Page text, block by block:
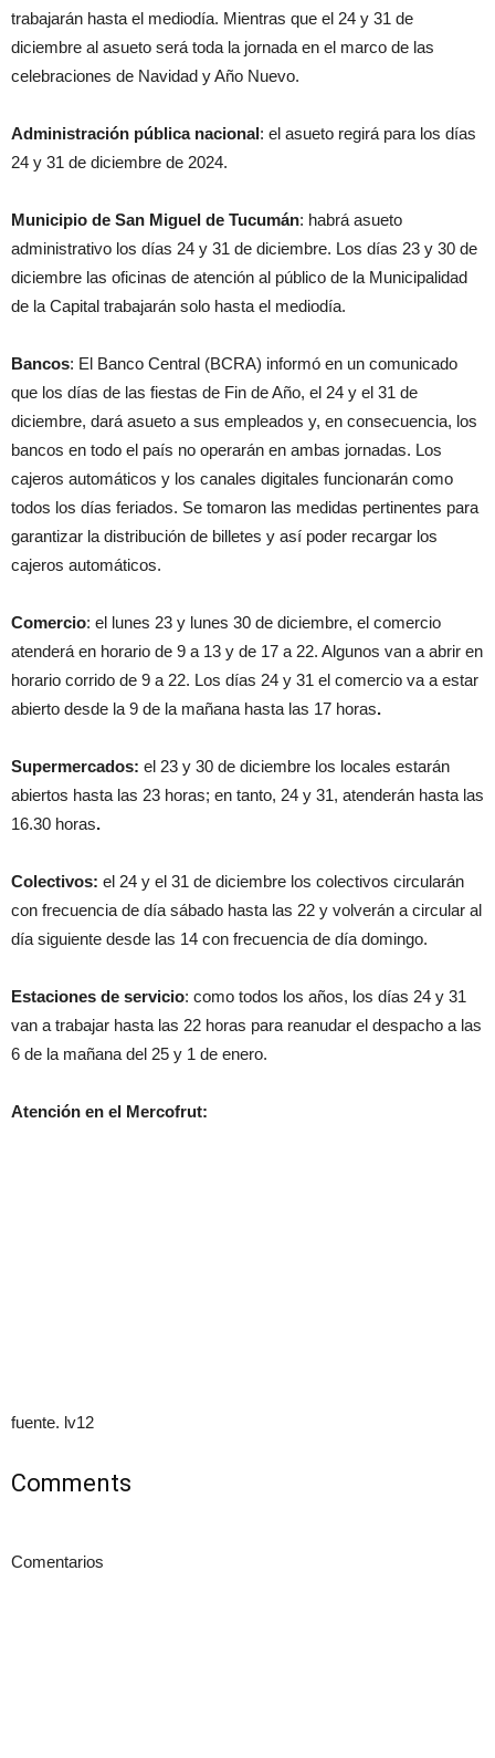
trabajarán hasta el mediodía. Mientras que el 24 y 31 de
diciembre al asueto será toda la jornada en el marco de las
celebraciones de Navidad y Año Nuevo.
Administración pública nacional: el asueto regirá para los días
24 y 31 de diciembre de 2024.
Municipio de San Miguel de Tucumán: habrá asueto
administrativo los días 24 y 31 de diciembre. Los días 23 y 30 de
diciembre las oficinas de atención al público de la Municipalidad
de la Capital trabajarán solo hasta el mediodía.
Bancos: El Banco Central (BCRA) informó en un comunicado
que los días de las fiestas de Fin de Año, el 24 y el 31 de
diciembre, dará asueto a sus empleados y, en consecuencia, los
bancos en todo el país no operarán en ambas jornadas. Los
cajeros automáticos y los canales digitales funcionarán como
todos los días feriados. Se tomaron las medidas pertinentes para
garantizar la distribución de billetes y así poder recargar los
cajeros automáticos.
Comercio: el lunes 23 y lunes 30 de diciembre, el comercio
atenderá en horario de 9 a 13 y de 17 a 22. Algunos van a abrir en
horario corrido de 9 a 22. Los días 24 y 31 el comercio va a estar
abierto desde la 9 de la mañana hasta las 17 horas.
Supermercados: el 23 y 30 de diciembre los locales estarán
abiertos hasta las 23 horas; en tanto, 24 y 31, atenderán hasta las
16.30 horas.
Colectivos: el 24 y el 31 de diciembre los colectivos circularán
con frecuencia de día sábado hasta las 22 y volverán a circular al
día siguiente desde las 14 con frecuencia de día domingo.
Estaciones de servicio: como todos los años, los días 24 y 31
van a trabajar hasta las 22 horas para reanudar el despacho a las
6 de la mañana del 25 y 1 de enero.
Atención en el Mercofrut:
fuente. lv12
Comments
Comentarios